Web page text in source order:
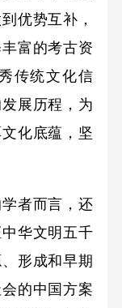
优势互补，
富的考古资
传统文化信
展历程，为
化底蕴，坚
者而言，还
华文明五千
形成和早期
的中国方案